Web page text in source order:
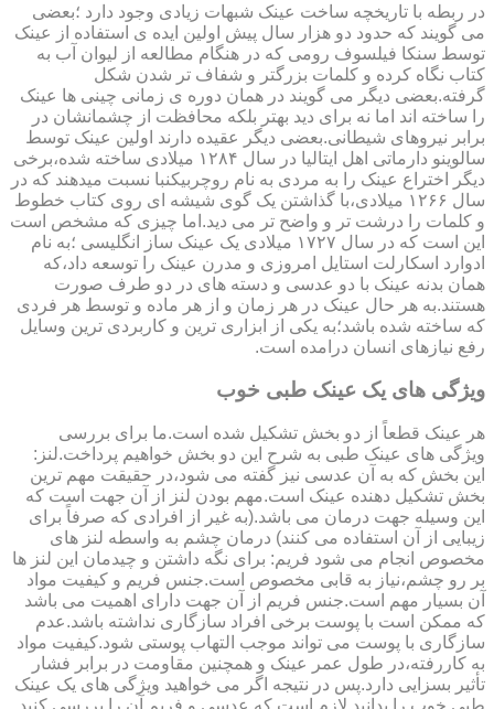
در ربطه با تاریخچه ساخت عینک شبهات زیادی وجود دارد ؛بعضی
می گویند که حدود دو هزار سال پیش اولین ایده ی استفاده از عینک
توسط سنکا فیلسوف رومی که در هنگام مطالعه از لیوان آب به
کتاب نگاه کرده و کلمات بزرگتر و شفاف تر شدن شکل
گرفته.بعضی دیگر می گویند در همان دوره ی زمانی چینی ها عینک
را ساخته اند اما نه برای دید بهتر بلکه محافظت از چشمانشان در
برابر نیروهای شیطانی.بعضی دیگر عقیده دارند اولین عینک توسط
سالوینو دارماتی اهل ایتالیا در سال ۱۲۸۴ میلادی ساخته شده،برخی
دیگر اختراع عینک را به مردی به نام روچربیکنبا نسبت میدهند که در
سال ۱۲۶۶ میلادی،با گذاشتن یک گوی شیشه ای روی کتاب خطوط
و کلمات را درشت تر و واضح تر می دید.اما چیزی که مشخص است
این است که در سال ۱۷۲۷ میلادی یک عینک ساز انگلیسی ؛به نام
ادوارد اسکارلت استایل امروزی و مدرن عینک را توسعه داد،که
همان بدنه عینک با دو عدسی و دسته های در دو طرف صورت
هستند.به هر حال عینک در هر زمان و از هر ماده و توسط هر فردی
که ساخته شده باشد؛به یکی از ابزاری ترین و کاربردی ترین وسایل
رفع نیازهای انسان درامده است.
ویژگی های یک عینک طبی خوب
هر عینک قطعاً از دو بخش تشکیل شده است.ما برای بررسی
ویژگی های عینک طبی به شرح این دو بخش خواهیم پرداخت.لنز:
این بخش که به آن عدسی نیز گفته می شود،در حقیقت مهم ترین
بخش تشکیل دهنده عینک است.مهم بودن لنز از آن جهت است که
این وسیله جهت درمان می باشد.(به غیر از افرادی که صرفاً برای
زیبایی از آن استفاده می کنند) درمان چشم به واسطه لنز های
مخصوص انجام می شود فریم: برای نگه داشتن و چیدمان این لنز ها
بر رو چشم،نیاز به قابی مخصوص است.جنس فریم و کیفیت مواد
آن بسیار مهم است.جنس فریم از آن جهت دارای اهمیت می باشد
که ممکن است با پوست برخی افراد سازگاری نداشته باشد.عدم
سازگاری با پوست می تواند موجب التهاب پوستی شود.کیفیت مواد
به کاررفته،در طول عمر عینک و همچنین مقاومت در برابر فشار
تأثیر بسزایی دارد.پس در نتیجه اگر می خواهید ویژگی های یک عینک